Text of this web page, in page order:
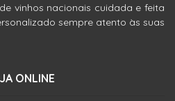
vinhos nacionais cuidada e feita
sempre atento às suas
ONLINE